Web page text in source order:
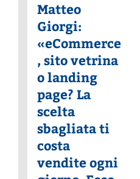
Matteo
Giorgi:
«eCommerce
, sito vetrina
o landing
page? La
scelta
sbagliata ti
costa
vendite ogni